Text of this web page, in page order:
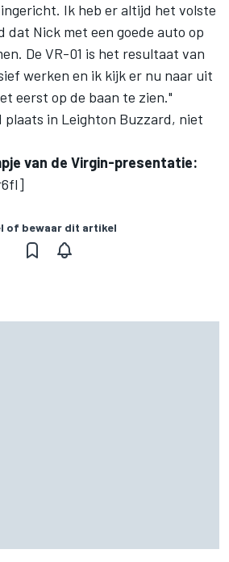
Ik heb er altijd het volste
dat Nick met een goede auto op
De VR-01 is het resultaat van
werken en ik kijk er nu naar uit
eerst op de baan te zien."
plaats in Leighton Buzzard, niet
van de Virgin-presentatie:
of bewaar dit artikel